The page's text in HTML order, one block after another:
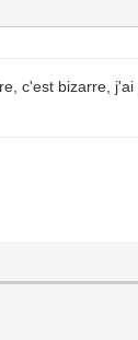
c'est bizarre,